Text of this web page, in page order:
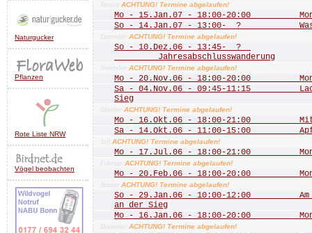
Naturgucker
Pflanzen
Rote Liste NRW
Vögel beobachten
Januar ACHTUNG! Termine abgelaufen!
Mo - 15.Jan.07 - 18:00-20:00
So - 14.Jan.07 - 13:00- ?
Dezember ACHTUNG! Termine abgelaufen!
So - 10.Dez.06 - 13:45- ?
Jahresabschlusswanderung
November ACHTUNG! Termine abgelaufen!
Mo - 20.Nov.06 - 18:00-20:00
Sa - 04.Nov.06 - 09:45-11:15
Sieg
Oktober ACHTUNG! Termine abgelaufen!
Mo - 16.Okt.06 - 18:00-21:00
Sa - 14.Okt.06 - 11:00-15:00
Juli ACHTUNG! Termine abgelaufen!
Mo - 17.Jul.06 - 18:00-21:00
Februar ACHTUNG! Termine abgelaufen!
Mo - 20.Feb.06 - 18:00-20:00
Januar ACHTUNG! Termine abgelaufen!
So - 29.Jan.06 - 10:00-12:00 Am
an der Sieg
Mo - 16.Jan.06 - 18:00-20:00
Dezember ACHTUNG! Termine abgelaufen!